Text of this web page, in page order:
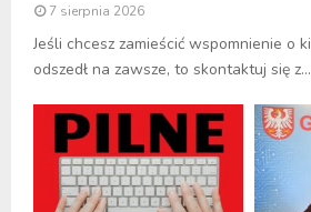
7 sierpnia 2026
Jeśli chcesz zamieścić wspomnienie o
odszedł na zawsze, to skontaktuj się z...